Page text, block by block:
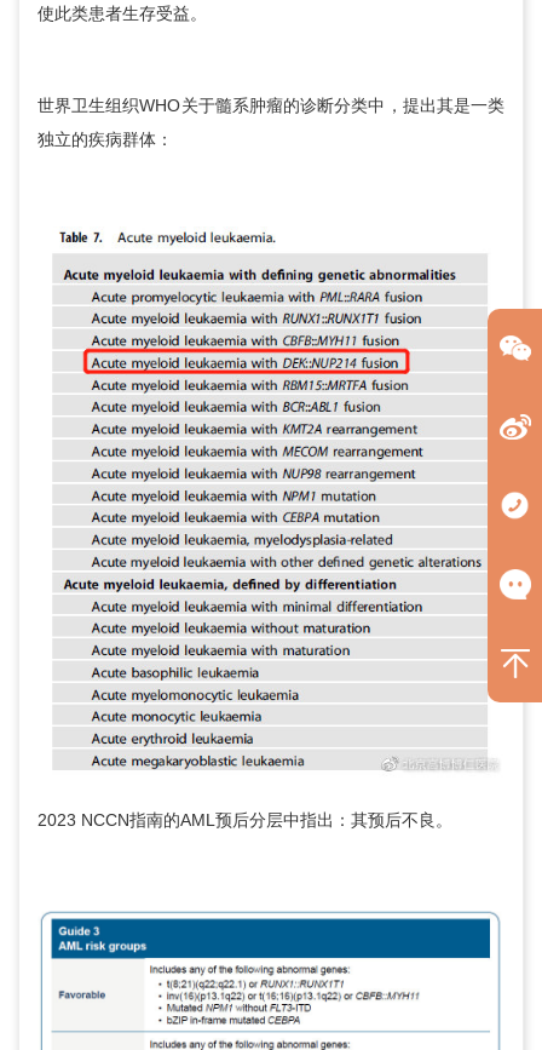
使此类患者生存受益。
世界卫生组织WHO关于髓系肿瘤的诊断分类中，提出其是一类
独立的疾病群体：
2023 NCCN指南的AML预后分层中指出：其预后不良。